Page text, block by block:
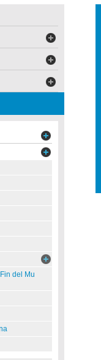
del Mu